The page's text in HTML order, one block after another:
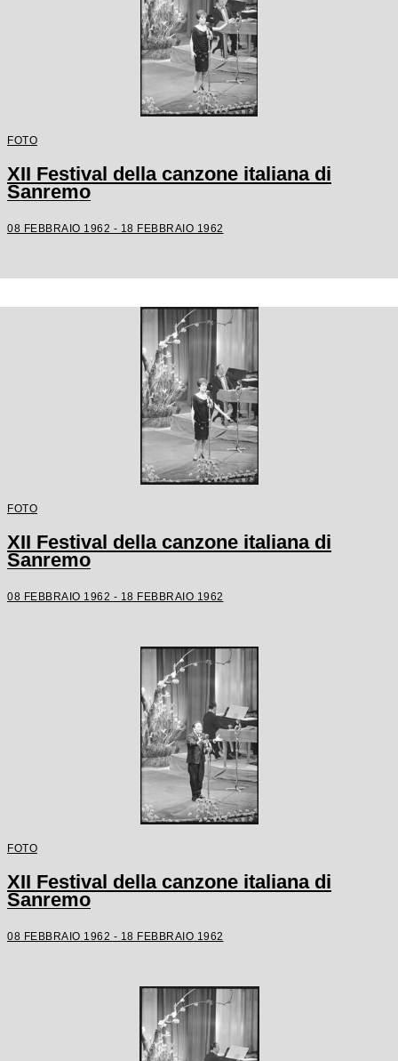
FOTO
XII Festival della canzone italiana di
Sanremo
08 FEBBRAIO 1962 - 18 FEBBRAIO 1962
FOTO
XII Festival della canzone italiana di
Sanremo
08 FEBBRAIO 1962 - 18 FEBBRAIO 1962
FOTO
XII Festival della canzone italiana di
Sanremo
08 FEBBRAIO 1962 - 18 FEBBRAIO 1962